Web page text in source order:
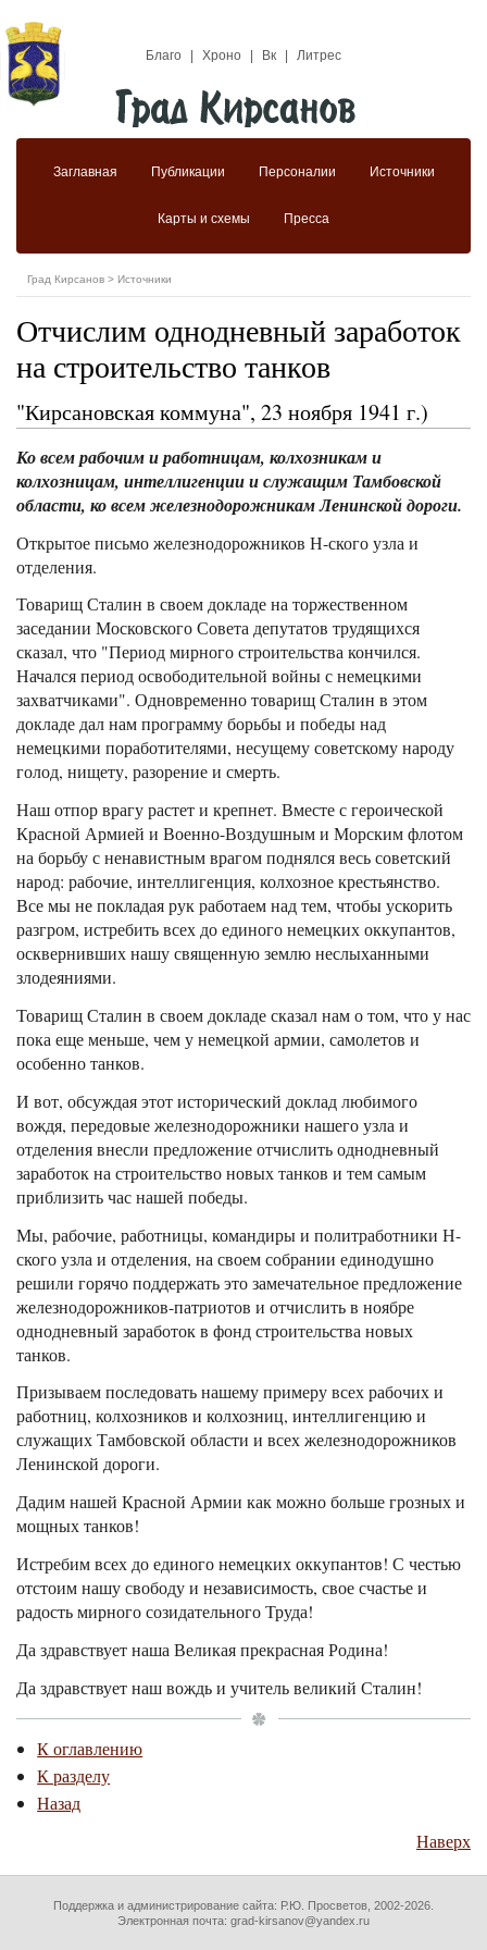
Благо Хроно Вк Литрес
Заглавная Публикации Персоналии Источники
Карты и схемы Пресса
Град Кирсанов > Источники
Отчислим однодневный заработок
на строительство танков
"Кирсановская коммуна", 23 ноября 1941 г.)
Ко всем рабочим и работницам, колхозникам и
колхозницам, интеллигенции и служащим Тамбовской
области, ко всем железнодорожникам Ленинской дороги.
Открытое письмо железнодорожников Н-ского узла и
отделения.
Товарищ Сталин в своем докладе на торжественном
заседании Московского Совета депутатов трудящихся
сказал, что "Период мирного строительства кончился.
Начался период освободительной войны с немецкими
захватчиками". Одновременно товарищ Сталин в этом
докладе дал нам программу борьбы и победы над
немецкими поработителями, несущему советскому народу
голод, нищету, разорение и смерть.
Наш отпор врагу растет и крепнет. Вместе с героической
Красной Армией и Военно-Воздушным и Морским флотом
на борьбу с ненавистным врагом поднялся весь советский
народ: рабочие, интеллигенция, колхозное крестьянство.
Все мы не покладая рук работаем над тем, чтобы ускорить
разгром, истребить всех до единого немецких оккупантов,
осквернивших нашу священную землю неслыханными
злодеяниями.
Товарищ Сталин в своем докладе сказал нам о том, что у нас
пока еще меньше, чем у немецкой армии, самолетов и
особенно танков.
И вот, обсуждая этот исторический доклад любимого
вождя, передовые железнодорожники нашего узла и
отделения внесли предложение отчислить однодневный
заработок на строительство новых танков и тем самым
приблизить час нашей победы.
Мы, рабочие, работницы, командиры и политработники Н-
ского узла и отделения, на своем собрании единодушно
решили горячо поддержать это замечательное предложение
железнодорожников-патриотов и отчислить в ноябре
однодневный заработок в фонд строительства новых
танков.
Призываем последовать нашему примеру всех рабочих и
работниц, колхозников и колхозниц, интеллигенцию и
служащих Тамбовской области и всех железнодорожников
Ленинской дороги.
Дадим нашей Красной Армии как можно больше грозных и
мощных танков!
Истребим всех до единого немецких оккупантов! С честью
отстоим нашу свободу и независимость, свое счастье и
радость мирного созидательного Труда!
Да здравствует наша Великая прекрасная Родина!
Да здравствует наш вождь и учитель великий Сталин!
К оглавлению
К разделу
Назад
Наверх
Поддержка и администрирование сайта: Р.Ю. Просветов , 2002-2026.
Электронная почта: grad-kirsanov@yandex.ru